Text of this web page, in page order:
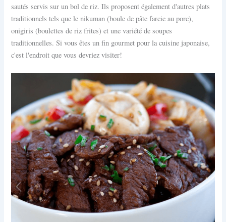
sautés servis sur un bol de riz. Ils proposent également d'autres plats
traditionnels tels que le nikuman (boule de pâte farcie au porc),
onigiris (boulettes de riz frites) et une variété de soupes
traditionnelles. Si vous êtes un fin gourmet pour la cuisine japonaise,
c'est l'endroit que vous devriez visiter!